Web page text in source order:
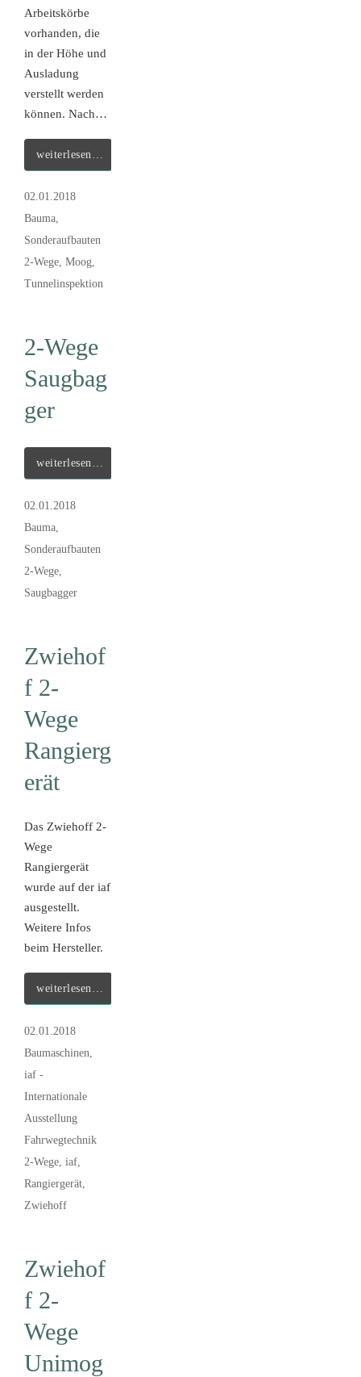
Arbeitskörbe
vorhanden, die
in der Höhe und
Ausladung
verstellt werden
können. Nach…
weiterlesen…
02.01.2018
Bauma,
Sonderaufbauten
2-Wege, Moog,
Tunnelinspektion
2-Wege
Saugbag
ger
weiterlesen…
02.01.2018
Bauma,
Sonderaufbauten
2-Wege,
Saugbagger
Zwiehof
f 2-
Wege
Rangierg
erät
Das Zwiehoff 2-
Wege
Rangiergerät
wurde auf der iaf
ausgestellt.
Weitere Infos
beim Hersteller.
weiterlesen…
02.01.2018
Baumaschinen
iaf -
Internationale
Ausstellung
Fahrwegtechnik
2-Wege iaf
Rangiergerät
Zwiehoff
Zwiehof
f 2-
Wege
Unimog